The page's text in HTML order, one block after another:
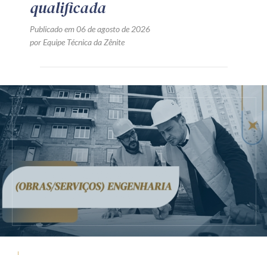
qualificada
Publicado em 06 de agosto de 2026
por Equipe Técnica da Zênite